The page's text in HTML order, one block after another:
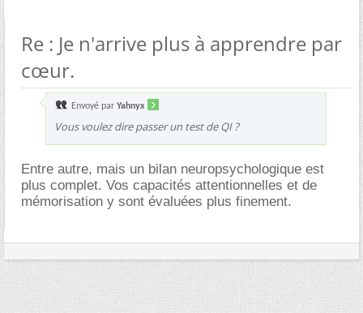
Re : Je n'arrive plus à apprendre par
cœur.
Envoyé par Yahnyx
Vous voulez dire passer un test de QI ?
Entre autre, mais un bilan neuropsychologique est
plus complet. Vos capacités attentionnelles et de
mémorisation y sont évaluées plus finement.